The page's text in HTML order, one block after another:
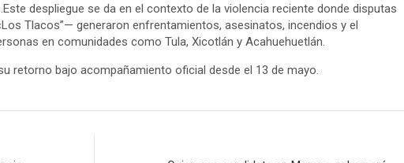
despliegue se da en el contexto de la violencia reciente donde disputas
Tlacos”— generaron enfrentamientos, asesinatos, incendios y el
en comunidades como Tula, Xicotlán y Acahuehuetlán.
retorno bajo acompañamiento oficial desde el 13 de mayo.